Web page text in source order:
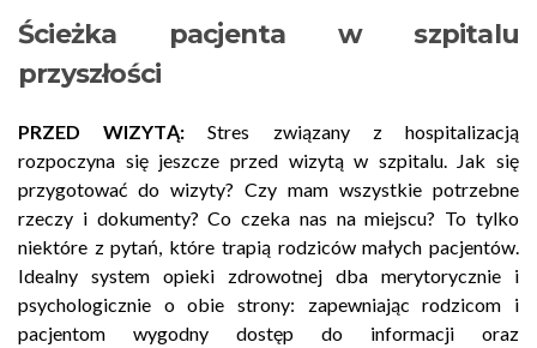
Ścieżka pacjenta w szpitalu
przyszłości
PRZED WIZYTĄ: Stres związany z hospitalizacją
rozpoczyna się jeszcze przed wizytą w szpitalu. Jak się
przygotować do wizyty? Czy mam wszystkie potrzebne
rzeczy i dokumenty? Co czeka nas na miejscu? To tylko
niektóre z pytań, które trapią rodziców małych pacjentów.
Idealny system opieki zdrowotnej dba merytorycznie i
psychologicznie o obie strony: zapewniając rodzicom i
pacjentom wygodny dostęp do informacji oraz